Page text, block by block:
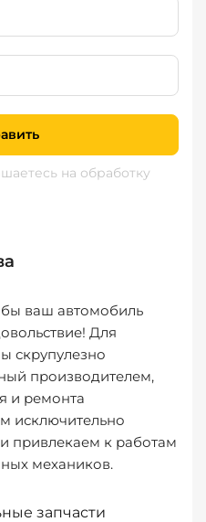
на обработку
ваш автомобиль
Для
скрупулезно
производителем,
и ремонта
исключительно
привлекаем к работам
механиков.
запчасти